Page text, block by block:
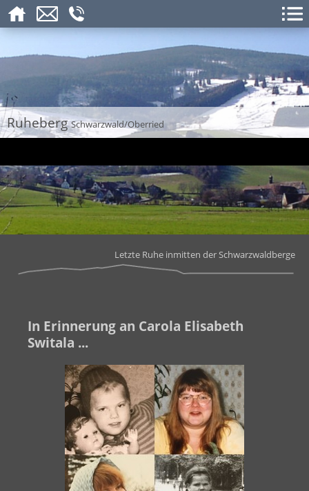
RuhebergSchwarzwald/Oberried
Letzte Ruhe inmitten der Schwarzwaldberge
In Erinnerung an Carola Elisabeth
Switala ...